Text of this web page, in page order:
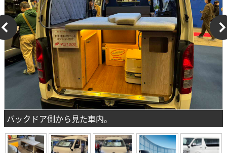
バックドア側から見た車内。